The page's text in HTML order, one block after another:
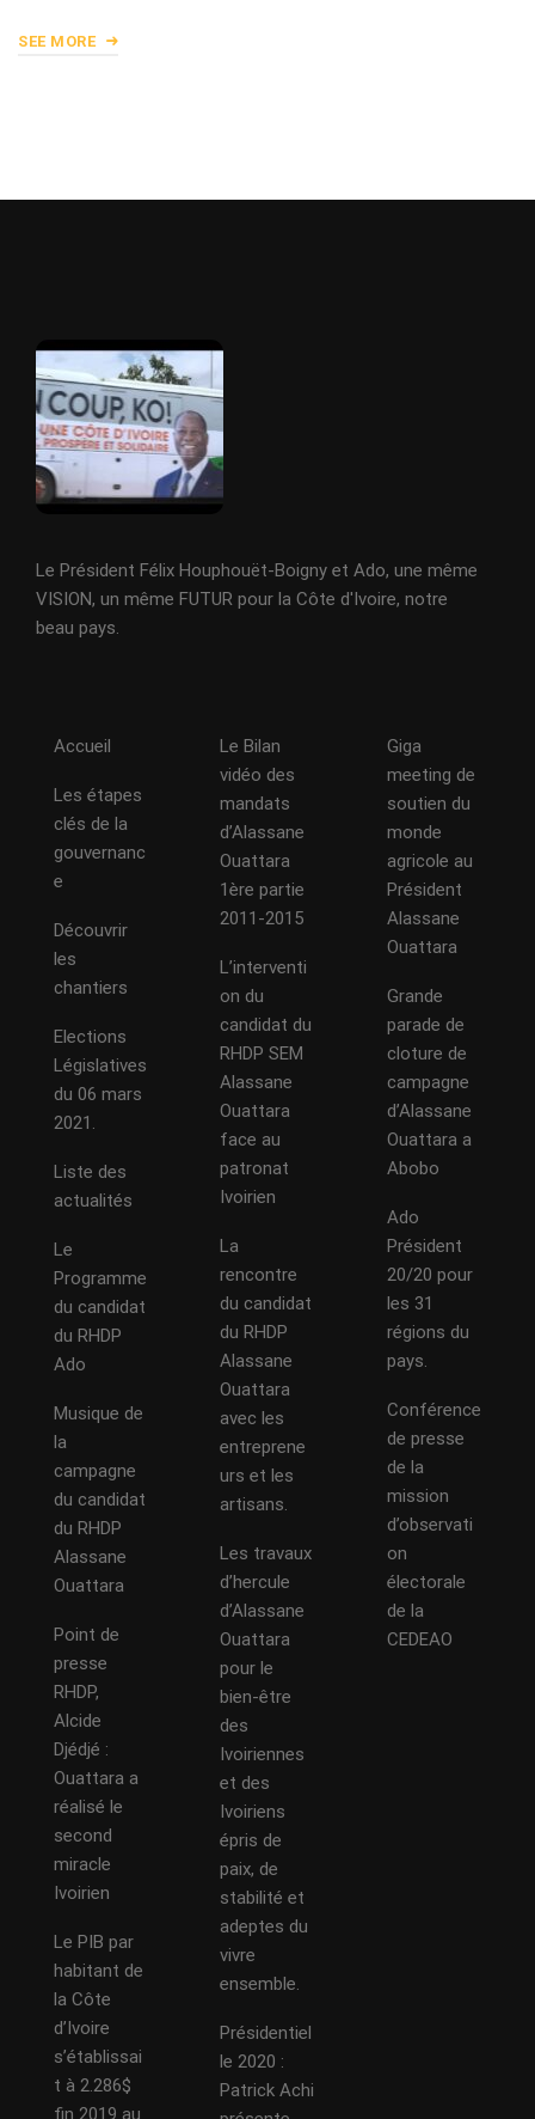
SEE MORE
Le Président Félix Houphouët-Boigny et Ado, une même
VISION, un même FUTUR pour la Côte d'Ivoire, notre
beau pays.
Accueil
Les étapes
clés de la
gouvernanc
e
Découvrir
les
chantiers
Elections
Législatives
du 06 mars
2021.
Liste des
actualités
Le
Programme
du candidat
du RHDP
Ado
Musique de
la
campagne
du candidat
du RHDP
Alassane
Ouattara
Point de
presse
RHDP,
Alcide
Djédjé :
Ouattara a
réalisé le
second
miracle
Ivoirien
Le PIB par
habitant de
la Côte
d’Ivoire
s’établissai
t à 2.286$
fin 2019 au
Le Bilan
vidéo des
mandats
d’Alassane
Ouattara
1ère partie
2011-2015
L’interventi
on du
candidat du
RHDP SEM
Alassane
Ouattara
face au
patronat
Ivoirien
La
rencontre
du candidat
du RHDP
Alassane
Ouattara
avec les
entreprene
urs et les
artisans.
Les travaux
d’hercule
d’Alassane
Ouattara
pour le
bien-être
des
Ivoiriennes
et des
Ivoiriens
épris de
paix, de
stabilité et
adeptes du
vivre
ensemble.
Présidentiel
le 2020 :
Patrick Achi
Giga
meeting de
soutien du
monde
agricole au
Président
Alassane
Ouattara
Grande
parade de
cloture de
campagne
d’Alassane
Ouattara a
Abobo
Ado
Président
20/20 pour
les 31
régions du
pays.
Conférence
de presse
de la
mission
d’observati
on
électorale
de la
CEDEAO